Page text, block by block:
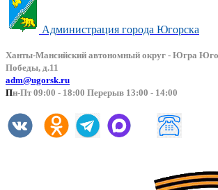
Администрация города Югорска
Ханты-Мансийский автономный округ - Югра
Победы, д.11
adm@ugorsk.ru
Пн-Пт 09:00 - 18:00 Перерыв 13:00 - 14:00